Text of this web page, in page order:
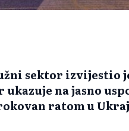
sektor izvijestio
ukazuje na jasno
ratom u